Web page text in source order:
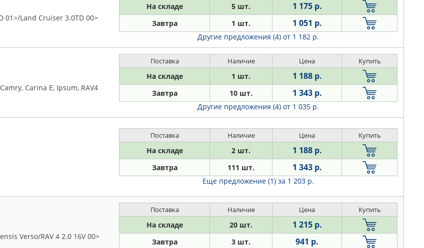
01>/Land Cruiser 3.0TD 00>
На складе 5 шт. 1 175 р.
Завтра 1 шт. 1 051 р.
Другие предложения (4) от 1 182 р.
Carina E, Ipsum, RAV4
Поставка Наличие Цена Купить
На складе 1 шт. 1 188 р.
Завтра 10 шт. 1 343 р.
Другие предложения (4) от 1 035 р.
Поставка Наличие Цена Купить
На складе 2 шт. 1 188 р.
Завтра 111 шт. 1 343 р.
Еще предложение (1) за 1 203 р.
Verso/RAV 4 2.0 16V 00>
Поставка Наличие Цена Купить
На складе 20 шт. 1 215 р.
Завтра 3 шт. 941 р.